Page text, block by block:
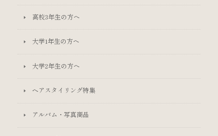
高校3年生の方へ
大学1年生の方へ
大学2年生の方へ
ヘアスタイリング特集
アルバム・写真商品